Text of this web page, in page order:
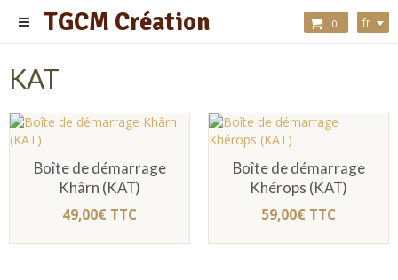
TGCM Création 0 fr
KAT
Boîte de démarrage
Khârn (KAT)
49,00€ TTC
Boîte de démarrage
Khérops (KAT)
59,00€ TTC